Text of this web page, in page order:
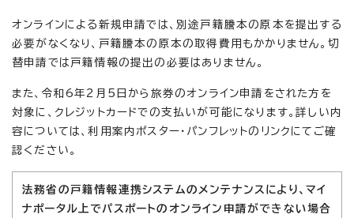
オンラインによる新規申請では、別途戸籍謄本の原本を提出する
必要がなくなり、戸籍謄本の原本の取得費用もかかりません。切
替申請では戸籍情報の提出の必要はありません。
また、令和6年2月5日から旅券のオンライン申請をされた方を
対象に、クレジットカードでの支払いが可能になります。詳しい内
容については、利用案内ポスター・パンフレットのリンクにてご確
認ください。
法務省の戸籍情報連携システムのメンテナンスにより、マイ
ナポータル上でパスポートのオンライン申請ができない場合